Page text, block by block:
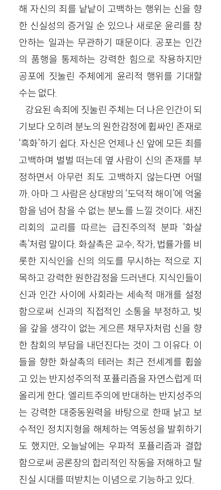
해 자신의 죄를 낱낱이 고백하는 행위는 신을 향
한 신실성의 증거일 순 있으나 새로운 윤리를 창
안하는 일과는 무관하기 때문이다. 공포는 인간
의 품행을 통제하는 강력한 힘으로 작용하지만
공포에 짓눌린 주체에게 윤리적 행위를 기대할
수는 없다.
강요된 속죄에 짓눌린 주체는 더 나은 인간이 되
기보다 오히려 분노의 원한감정에 휩싸인 존재로
‘흑화’하기 쉽다. 자신은 언제나 신 앞에 모든 죄를
고백하며 벌벌 떠는데 옆 사람이 신의 존재를 부
정하면서 아무런 죄도 고백하지 않는다면 어떨
까. 아마 그 사람은 상대방의 ‘도덕적 해이’에 억울
함을 넘어 참을 수 없는 분노를 느낄 것이다. 새진
리회의 교리를 따르는 급진주의적 분파 ‘화살
촉’처럼 말이다. 화살촉은 교수, 작가, 법률가를 비
롯한 지식인을 신의 의도를 무시하는 적으로 지
목하고 강력한 원한감정을 드러낸다. 지식인들이
신과 인간 사이에 사회라는 세속적 매개를 설정
함으로써 신과의 직접적인 소통을 부정하고, 빚
을 갚을 생각이 없는 게으른 채무자처럼 신을 향
한 참회의 부담을 내던진다는 것이 그 이유다. 이
들을 향한 화살촉의 테러는 최근 전세계를 휩쓸
고 있는 반지성주의적 포퓰리즘을 자연스럽게 떠
올리게 한다. 엘리트주의에 반대하는 반지성주의
는 강력한 대중동원력을 바탕으로 한때 낡고 보
수적인 정치지형을 해체하는 역동성을 발휘하기
도 했지만, 오늘날에는 우파적 포퓰리즘과 결합
함으로써 공론장의 합리적인 작동을 저해하고 탈
진실 시대를 떠받치는 이념으로 기능하고 있다.